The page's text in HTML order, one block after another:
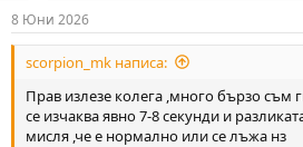
s
:
8 Юни 2026
scorpion_mk написа:
Прав излезе колега ,много бързо съм
се изчаква явно 7-8 секунди и
мисля ,че е нормално или се лъжа нз